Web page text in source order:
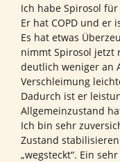
Ich habe Spirosol
Er hat COPD und er
Es hat etwas
nimmt Spirosol jetzt
deutlich weniger an
Verschleimung
Dadurch ist er
Allgemeinzustand
Ich bin sehr
Zustand
„wegsteckt“. Ein